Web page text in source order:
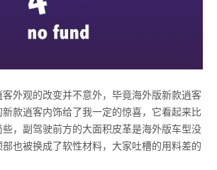
外观的改变并不意外，毕竟海外版新款逍客
款逍客内饰给了我一定的惊喜，它看起来比
，副驾驶前方的大面积皮革是海外版车型没
也被换成了软性材料，大家吐槽的用料差的